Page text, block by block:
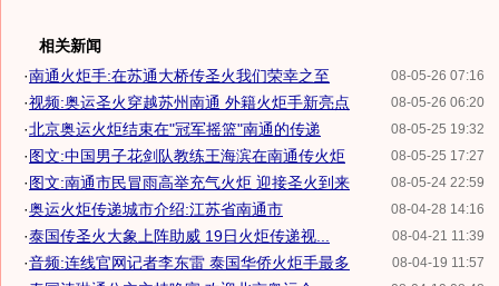
相关新闻
08-05-26 07:16
·南通火炬手:在苏通大桥传圣火我们荣幸之至
08-05-26 06:20
·视频:奥运圣火穿越苏州南通 外籍火炬手新亮点
08-05-25 19:32
·北京奥运火炬结束在"冠军摇篮"南通的传递
08-05-25 17:27
·图文:中国男子花剑队教练王海滨在南通传火炬
08-05-24 22:59
·图文:南通市民冒雨高举充气火炬 迎接圣火到来
08-04-28 14:16
·奥运火炬传递城市介绍:江苏省南通市
08-04-21 11:39
·泰国传圣火大象上阵助威 19日火炬传递视...
08-04-19 11:57
·音频:连线官网记者李东雷 泰国华侨火炬手最多